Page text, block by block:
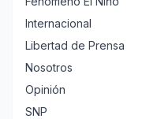
Internacional
Libertad de Prensa
Nosotros
Opinión
SNP